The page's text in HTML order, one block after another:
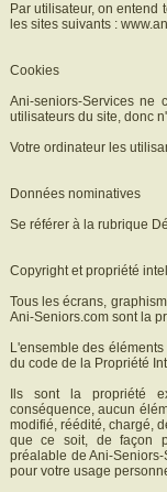
Par utilisateur, on
les sites suivants :
Cookies
Ani-seniors-Services ne
utilisateurs du site, donc
Votre ordinateur les
Données nominatives
Se référer à la rubrique
Copyright et propriété
Tous les écrans,
Ani-Seniors.com sont la
L'ensemble des
du code de la Propriété
Ils sont la propriété
conséquence, aucun
modifié, réédité, chargé,
que ce soit, de façon
préalable de Ani-
pour votre usage